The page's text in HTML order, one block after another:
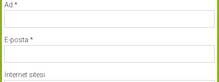
Ad *
E-posta *
İnternet sitesi